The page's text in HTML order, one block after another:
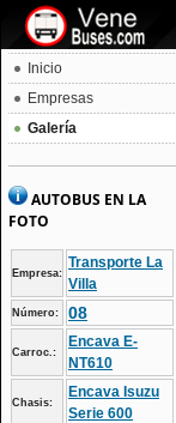
Inicio
Empresas
Galería
AUTOBUS EN LA
FOTO
Empresa:
Transporte La
Villa
Número: 08
Carroc.:
Encava E-
NT610
Chasis:
Encava Isuzu
Serie 600